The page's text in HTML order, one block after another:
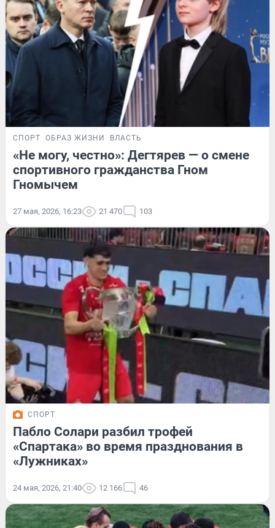
СПОРТ ОБРАЗ ЖИЗНИ ВЛАСТЬ
«Не могу, честно»: Дегтярев — о смене
спортивного гражданства Гном
Гномычем
27 мая, 2026, 16:23 21 470 103
СПОРТ
Пабло Солари разбил трофей
«Спартака» во время празднования в
«Лужниках»
24 мая, 2026, 21:40 12 166 46